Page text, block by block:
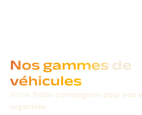
Nos gammes de
véhicules
Votre fidèle compagnon pour vos
organisés